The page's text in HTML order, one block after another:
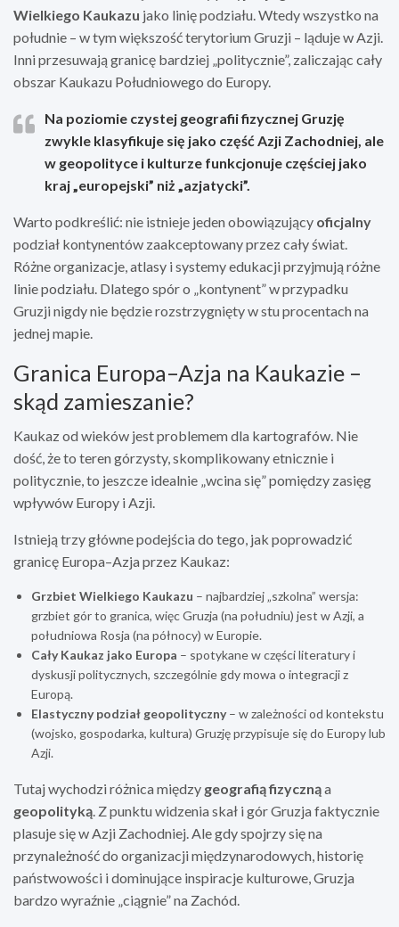
Wielkiego Kaukazu jako linię podziału. Wtedy wszystko na
południe – w tym większość terytorium Gruzji – ląduje w Azji.
Inni przesuwają granicę bardziej „politycznie”, zaliczając cały
obszar Kaukazu Południowego do Europy.
Na poziomie czystej geografii fizycznej Gruzję
zwykle klasyfikuje się jako częśćAzji Zachodniej, ale
w geopolityce i kulturze funkcjonuje częściej jako
kraj „europejski” niż „azjatycki”.
Warto podkreślić: nie istnieje jeden obowiązujący oficjalny
podział kontynentów zaakceptowany przez cały świat.
Różne organizacje, atlasy i systemy edukacji przyjmują różne
linie podziału. Dlatego spór o „kontynent” w przypadku
Gruzji nigdy nie będzie rozstrzygnięty w stu procentach na
jednej mapie.
Granica Europa–Azja na Kaukazie –
skąd zamieszanie?
Kaukaz od wieków jest problemem dla kartografów. Nie
dość, że to teren górzysty, skomplikowany etnicznie i
politycznie, to jeszcze idealnie „wcina się” pomiędzy zasięg
wpływów Europy i Azji.
Istnieją trzy główne podejścia do tego, jak poprowadzić
granicę Europa–Azja przez Kaukaz:
Grzbiet Wielkiego Kaukazu – najbardziej „szkolna” wersja:
grzbiet gór to granica, więc Gruzja (na południu) jest w Azji, a
południowa Rosja (na północy) w Europie.
Cały Kaukaz jako Europa – spotykane w części literatury i
dyskusji politycznych, szczególnie gdy mowa o integracji z
Europą.
Elastyczny podział geopolityczny– w zależności od kontekstu
(wojsko, gospodarka, kultura) Gruzję przypisuje się do Europy lub
Azji.
Tutaj wychodzi różnica między geografią fizycznąa
geopolityką. Z punktu widzenia skał i gór Gruzja faktycznie
plasuje się w Azji Zachodniej. Ale gdy spojrzy się na
przynależność do organizacji międzynarodowych, historię
państwowości i dominujące inspiracje kulturowe, Gruzja
bardzo wyraźnie „ciągnie” na Zachód.